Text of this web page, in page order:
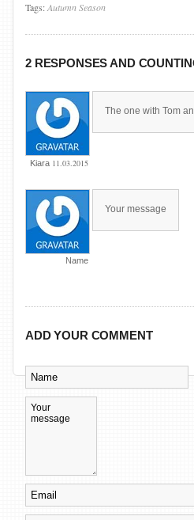
Tags:AutumnSeason
2 RESPONSES AND
Kiara 11.03.2015
The one with Tom
Name
Your message
ADD YOUR COMMENT